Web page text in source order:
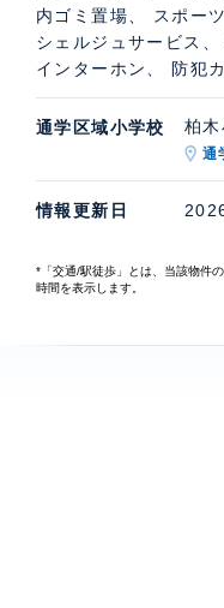
内ゴミ置場、 スポー
シェルジュサービス
インターホン、 防犯
通学区域小学校 柏
通
情報更新日
*「交通/駅徒歩」とは、当該物件
時間を表示します。